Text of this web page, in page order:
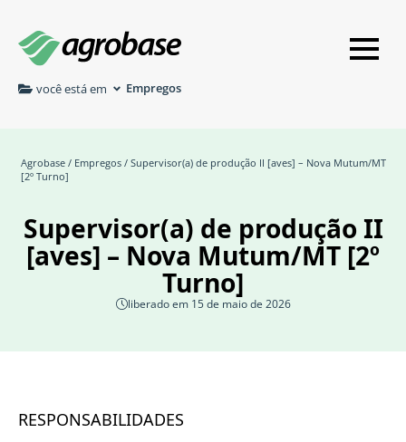
você está em Empregos
Agrobase / Empregos / Supervisor(a) de produção II [aves] – Nova Mutum/MT
[2º Turno]
Supervisor(a) de produção II
[aves] – Nova Mutum/MT [2º
Turno]
liberado em 15 de maio de 2026
RESPONSABILIDADES